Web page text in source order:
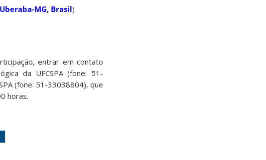
MG, Brasil)
entrar em contato
da UFCSPA (fone: 51-
(fone: 51-33038804), que
horas.